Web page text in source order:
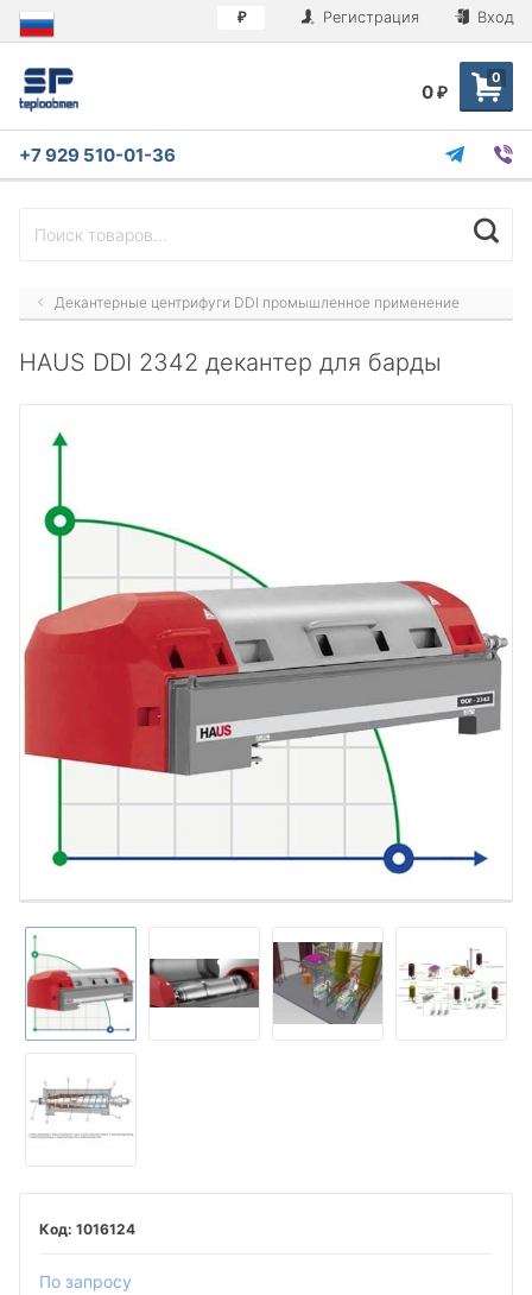
₽ Регистрация Вход
0
0 ₽
+7 929 510-01-36
Декантерные центрифуги DDI промышленное применение
HAUS DDI 2342 декантер для барды
1016124
По запросу